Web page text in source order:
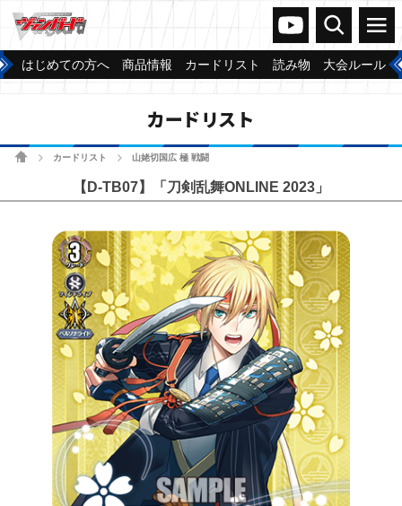
ヴァンガードch
検索 メニュー
はじめての方へ 商品情報 カードリスト 読み物 大会ルール
カードリスト
ホームカードリスト 山姥切国広 極 戦闘
【D-TB07】「刀剣乱舞ONLINE 2023」